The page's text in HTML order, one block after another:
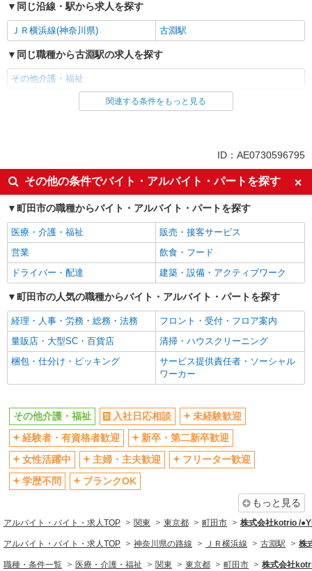
同じ沿線・駅から求人を探す
ＪＲ横浜線(神奈川県) 古淵駅
同じ職種から古淵駅の求人を探す
その他介護・福祉
同じ雇用形態から古淵駅の求人を探す
入社日応相談
未経験歓迎
経験者・有資格者歓迎
新卒・第二新卒歓迎
女性活躍中
主婦・主夫歓迎
フリーター歓迎
学歴不問
ブランクOK
ミドル（40代～）活躍中
エルダー（50代～）活躍中
シニア（60代～）活躍中
高収入・高額
ボーナス・賞与あり
昇給あり
完全週休2日制
フルタイム歓迎
禁煙・分煙
駅直結・駅チカ
車通勤OK
自転車通勤OK
社会保険あり
産休・育休取得実績あり
退職金・財形貯蓄制度あり
各種手当（家族・役職・インセン
ティブなど）あり
制服貸与
研修制度あり
資格取得支援制度あり
医療・介護・福祉
同じ特徴から求人を探す
関連する条件をもっと見る
ID：AE0730596795
その他の条件でバイト・アルバイト・パートを探す
町田市の職種からバイト・アルバイト・パートを探す
医療・介護・福祉
販売・接客サービス
営業
飲食・フード
ドライバー・配達
建築・設備・アクティブワーク
町田市の人気の職種からバイト・アルバイト・パートを探す
経理・人事・労務・総務・法務
フロント・受付・フロア案内
量販店・大型SC・百貨店
清掃・ハウスクリーニング
梱包・仕分け・ピッキング
サービス提供責任者・ソーシャル
ワーカー
その他介護・福祉 入社日応相談
未経験歓迎
経験者・有資格者歓迎
新卒・第二新卒歓迎
女性活躍中
主婦・主夫歓迎
フリーター歓迎
学歴不問
ブランクOK
もっと見る
アルバイト・バイト・求人TOP 関東 東京都 町田市 株式会社kotrio /
アルバイト・バイト・求人TOP 神奈川県の路線 ＪＲ横浜線 古淵駅 株
職種・条件一覧 医療・介護・福祉 関東 東京都 町田市 株式会社